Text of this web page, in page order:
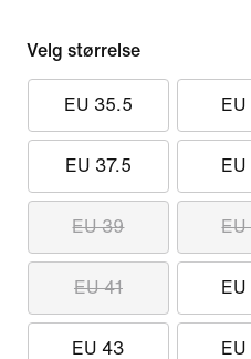
Velg størrelse
EU 35.5 EU
EU 37.5
EU 39 EU
EU 41 EU
EU 43